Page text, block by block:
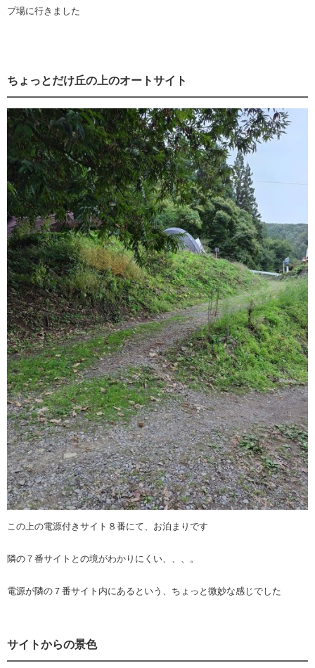
プ場に行きました
ちょっとだけ丘の上のオートサイト
この上の電源付きサイト８番にて、お泊まりです
隣の７番サイトとの境がわかりにくい、、、。
電源が隣の７番サイト内にあるという、ちょっと微妙な感じでした
サイトからの景色